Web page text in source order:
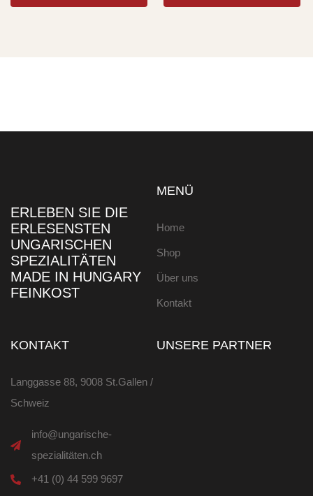
ERLEBEN SIE DIE
ERLESENSTEN
UNGARISCHEN
SPEZIALITÄTEN
MADE IN HUNGARY
FEINKOST
MENÜ
Home
Shop
Über uns
Kontakt
KONTAKT
Langgasse 88, 9008 St.Gallen /
Schweiz
info@ungarische-
spezialitäten.ch
+41 (0) 44 599 9697
UNSERE PARTNER